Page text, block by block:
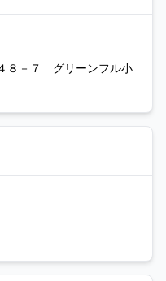
８－７ グリーンフル小